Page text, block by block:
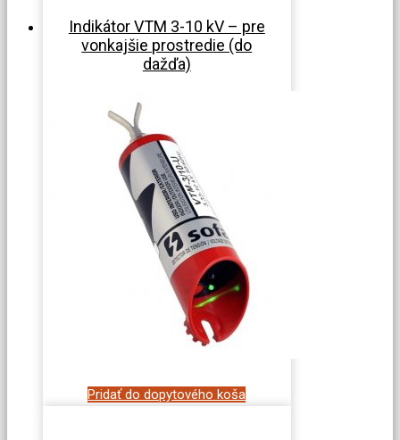
Indikátor VTM 3-10 kV – pre
vonkajšie prostredie (do
dažďa)
Pridať do dopytového koša